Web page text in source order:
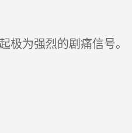
为强烈的剧痛信号。